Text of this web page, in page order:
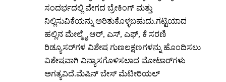
ಸಂದರ್ಭದಲ್ಲಿ ವೇಗದ ಬ್ರೇಕಿಂಗ್ ಮತ್ತು
ನಿಲ್ಲಿಸುವಿಕೆಯನ್ನು ಅರಿತುಕೊಳ್ಳಬಹುದು.ಗಟ್ಟಿಯಾದ
ಹಲ್ಲಿನ ಮೇಲ್ಮೈ ಆರ್, ಎಸ್, ಎಫ್, ಕೆ ಸರಣಿ
ರಿಡ್ಯೂಸರ್‌ಗಳ ವಿಶೇಷ ಗುಣಲಕ್ಷಣಗಳನ್ನು ಹೊಂದಿಸಲು
ವಿಶೇಷವಾಗಿ ವಿನ್ಯಾಸಗೊಳಿಸಲಾದ ಮೋಟಾರ್‌ಗಳು
ಅಗತ್ಯವಿದೆ.ಮೆಷಿನ್ ಬೇಸ್ ಮೆಟೀರಿಯಲ್